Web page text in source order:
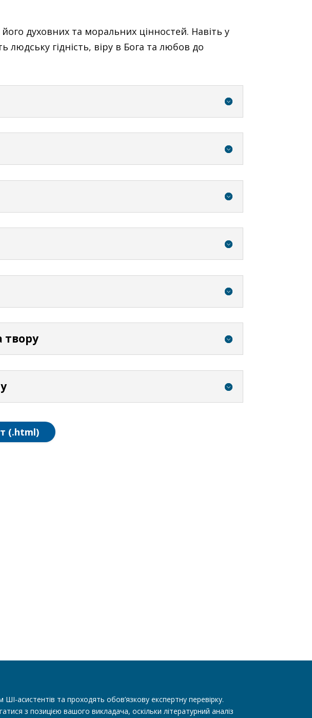
духовних та моральних цінностей. Навіть у
людську гідність, віру в Бога та любов до
твору
(.html)
асистентів та проходять обов’язкову експертну перевірку.
з позицією вашого викладача, оскільки літературний аналіз